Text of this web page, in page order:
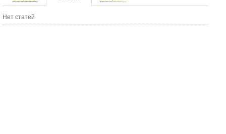
Нет статей